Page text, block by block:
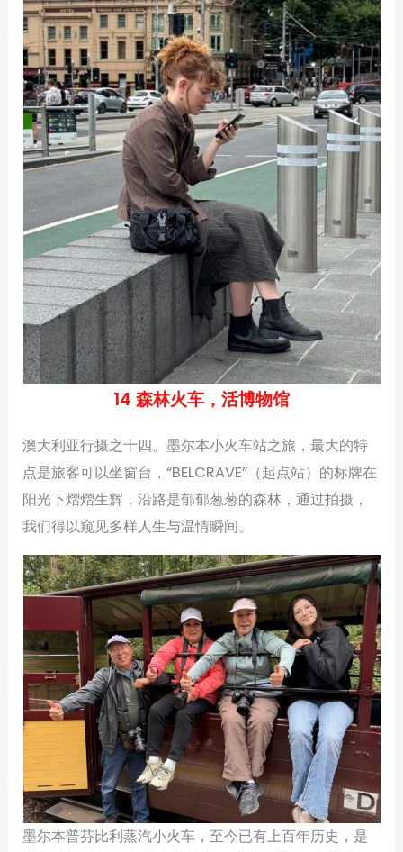
14 森林火车，活博物馆
澳大利亚行摄之十四。墨尔本小火车站之旅，最大的特
点是旅客可以坐窗台，“BELCRAVE”（起点站）的标牌在
阳光下熠熠生辉，沿路是郁郁葱葱的森林，通过拍摄，
我们得以窥见多样人生与温情瞬间。
墨尔本普芬比利蒸汽小火车，至今已有上百年历史，是